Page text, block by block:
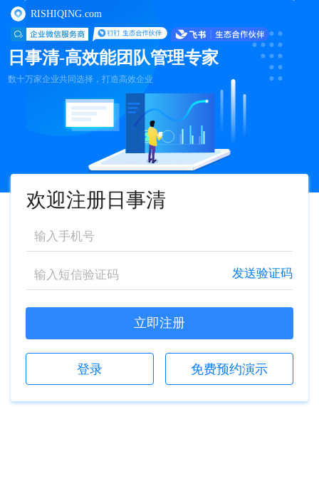
RISHIQING.com
日事清-高效能团队管理专家
数十万家企业共同选择，打造高效企业
欢迎注册日事清
发送验证码
立即注册
登录 免费预约演示